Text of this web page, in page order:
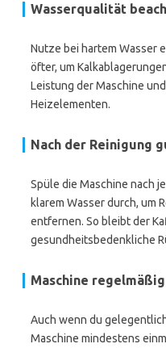
Wasserqualität
Nutze bei hartem Wasser
öfter, um
Leistung der Maschine
Heizelementen.
Nach der Reinigung
Spüle die Maschine nach
klarem Wasser durch, um
entfernen. So bleibt der
gesundheitsbedenkliche
Maschine
Auch wenn du
Maschine mindestens